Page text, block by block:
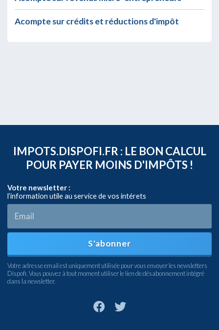
Acompte sur crédits et réductions d'impôt
IMPOTS.DISPOFI.FR : LE BON CALCUL
POUR PAYER MOINS D'IMPÔTS !
Votre newsletter :
l’information utile au service de vos intérets
S'abonner
Votre adresse email est uniquement utilisée pour vous envoyer les newsletters
Dispofi. Vous pouvez à tout moment utiliser le lien de désabonnement intégré
dans la newsletter.